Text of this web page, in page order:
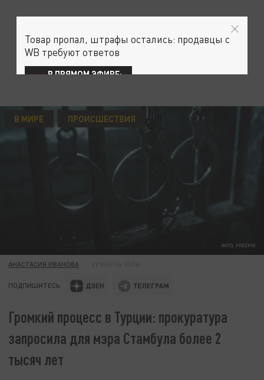
ФОТО: FREEPIK
В МИРЕ ПРОИСШЕСТВИЯ
АНАСТАСИЯ ИВАНОВА
ПОДПИШИТЕСЬ:
Громкий процесс в Турции: прокуратура
запросила для мэра Стамбула более 2
тысяч лет
Товар пропал, штрафы остались: продавцы с
WB требуют ответов
В ПРЯМОМ ЭФИРЕ: